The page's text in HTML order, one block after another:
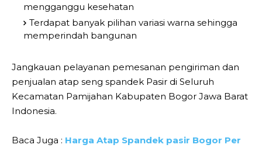
mengganggu kesehatan
Terdapat banyak pilihan variasi warna sehingga
memperindah bangunan
Jangkauan pelayanan pemesanan pengiriman dan
penjualan atap seng spandek Pasir di Seluruh
Kecamatan Pamijahan Kabupaten Bogor Jawa Barat
Indonesia.
Baca Juga : Harga Atap Spandek pasir Bogor Per